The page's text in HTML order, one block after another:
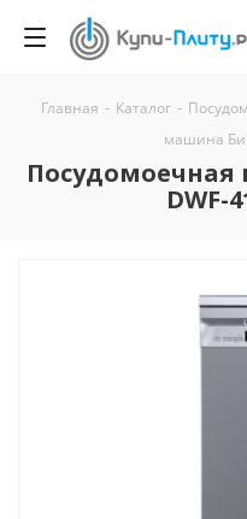
Главная - Каталог -
машина
DWF-